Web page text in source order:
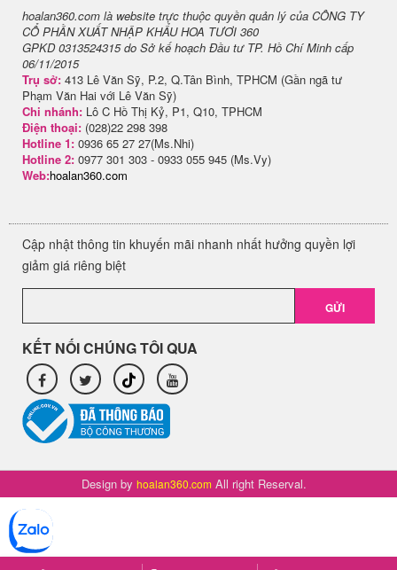
hoalan360.com là website trực thuộc quyền quản lý của CÔNG TY
CỔ PHẦN XUẤT NHẬP KHẨU HOA TƯƠI 360
GPKD 0313524315 do Sở kế hoạch Đầu tư TP. Hồ Chí Minh cấp
06/11/2015
Trụ sở: 413 Lê Văn Sỹ, P.2, Q.Tân Bình, TPHCM (Gần ngã tư
Phạm Văn Hai với Lê Văn Sỹ)
Chi nhánh: Lô C Hồ Thị Kỷ, P1, Q10, TPHCM
Điện thoại: (028)22 298 398
Hotline 1: 0936 65 27 27(Ms.Nhi)
Hotline 2: 0977 301 303 - 0933 055 945 (Ms.Vy)
Web:hoalan360.com
Cập nhật thông tin khuyến mãi nhanh nhất hưởng quyền lợi
giảm giá riêng biệt
GỬI
KẾT NỐI CHÚNG TÔI QUA
Design by hoalan360.com All right Reserval.